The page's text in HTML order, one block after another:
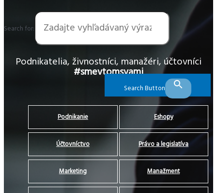
Search for:
Search Button
Podnikatelia, živnostníci, manažéri, účtovníci
#smevtomsvami
Podnikanie Eshopy
Účtovníctvo Právo a legislatíva
Marketing Manažment